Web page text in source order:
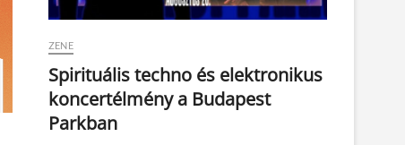
ZENE
Spirituális techno és elektronikus
koncertélmény a Budapest
Parkban